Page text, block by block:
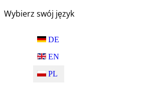
Wybierz swój język
DE
EN
PL